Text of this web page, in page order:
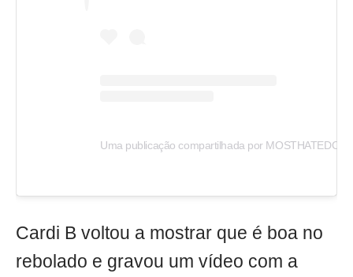
Uma publicação compartilhada por
Cardi B voltou a mostrar que é boa no
rebolado e gravou um vídeo com a